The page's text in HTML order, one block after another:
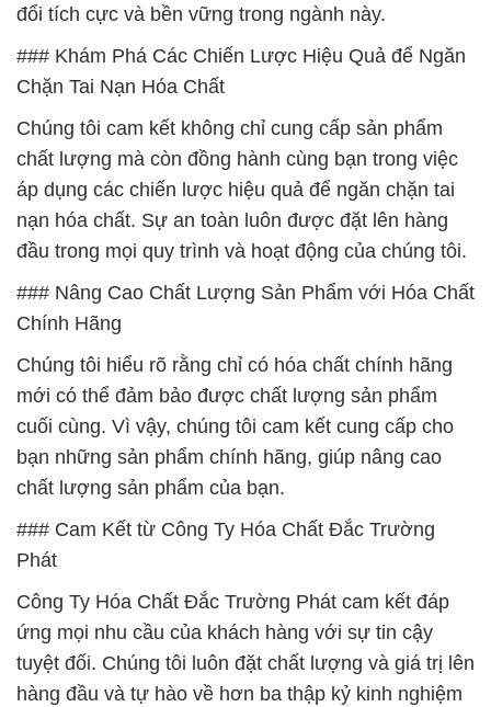
đổi tích cực và bền vững trong ngành này.
### Khám Phá Các Chiến Lược Hiệu Quả để Ngăn
Chặn Tai Nạn Hóa Chất
Chúng tôi cam kết không chỉ cung cấp sản phẩm
chất lượng mà còn đồng hành cùng bạn trong việc
áp dụng các chiến lược hiệu quả để ngăn chặn tai
nạn hóa chất. Sự an toàn luôn được đặt lên hàng
đầu trong mọi quy trình và hoạt động của chúng tôi.
### Nâng Cao Chất Lượng Sản Phẩm với Hóa Chất
Chính Hãng
Chúng tôi hiểu rõ rằng chỉ có hóa chất chính hãng
mới có thể đảm bảo được chất lượng sản phẩm
cuối cùng. Vì vậy, chúng tôi cam kết cung cấp cho
bạn những sản phẩm chính hãng, giúp nâng cao
chất lượng sản phẩm của bạn.
### Cam Kết từ Công Ty Hóa Chất Đắc Trường
Phát
Công Ty Hóa Chất Đắc Trường Phát cam kết đáp
ứng mọi nhu cầu của khách hàng với sự tin cậy
tuyệt đối. Chúng tôi luôn đặt chất lượng và giá trị lên
hàng đầu và tự hào về hơn ba thập kỷ kinh nghiệm